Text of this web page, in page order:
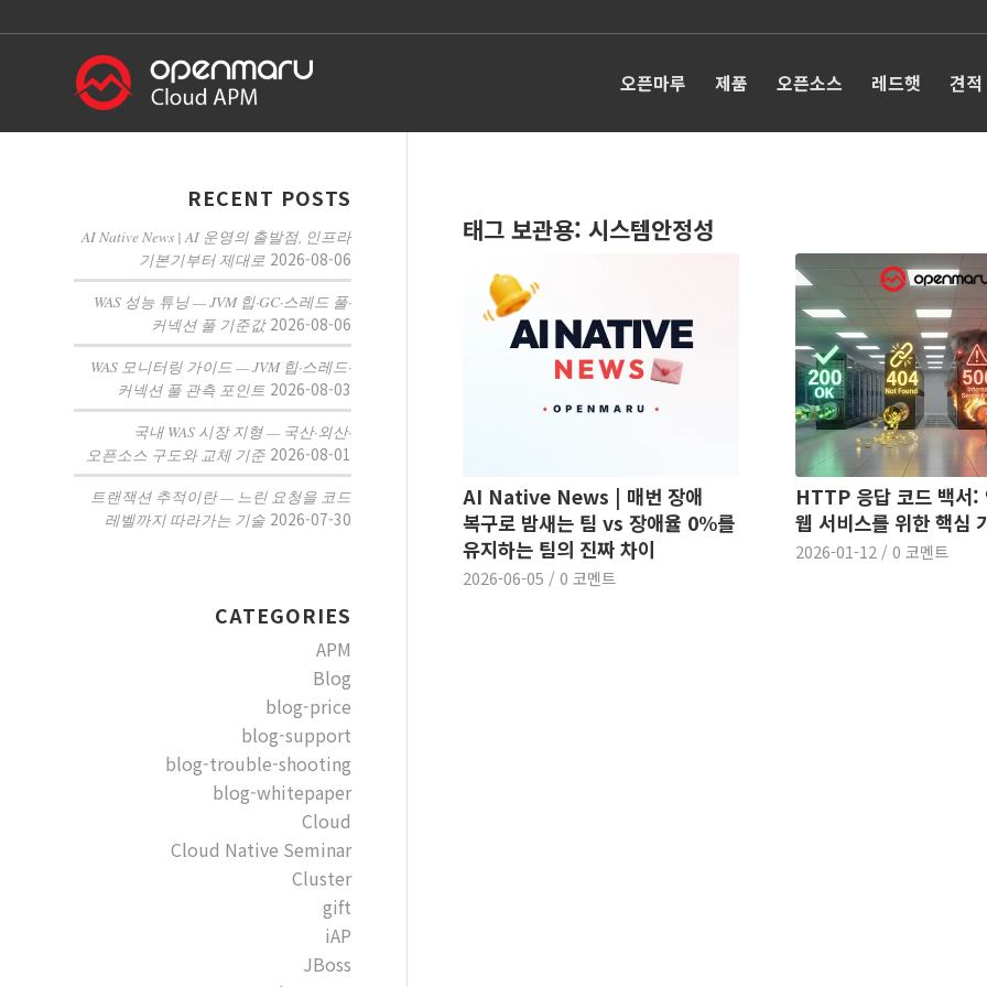
오픈마루 제품 오픈소스 레드햇 견적
태그 보관용: 시스템안정성
AI Native News | 매번 장애
복구로 밤새는 팀 vs 장애율 0%를
유지하는 팀의 진짜 차이
2026-06-05 / 0 코멘트
HTTP 응답 코드 백서:
웹 서비스를 위한 핵심
2026-01-12 / 0 코멘트
RECENT POSTS
AI Native News | AI 운영의 출발점, 인프라
기본기부터 제대로 2026-08-06
WAS 성능 튜닝 — JVM 힙·GC·스레드 풀·
커넥션 풀 기준값 2026-08-06
WAS 모니터링 가이드 — JVM 힙·스레드·
커넥션 풀 관측 포인트 2026-08-03
국내 WAS 시장 지형 — 국산·외산·
오픈소스 구도와 교체 기준 2026-08-01
트랜잭션 추적이란 — 느린 요청을 코드
레벨까지 따라가는 기술 2026-07-30
CATEGORIES
APM
Blog
blog-price
blog-support
blog-trouble-shooting
blog-whitepaper
Cloud
Cloud Native Seminar
Cluster
gift
iAP
JBoss